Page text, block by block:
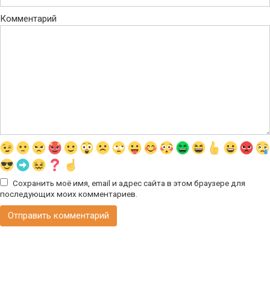
Комментарий
Сохранить моё имя, email и адрес сайта в этом браузере для
последующих моих комментариев.